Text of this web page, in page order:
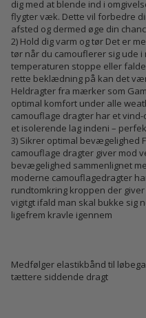
dig med at blende ind i
flygter væk. Dette vil forbedre
afsted og dermed øge din
2) Hold dig varm og tør Det er
tør når du camouflerer sig ude i
temperaturen stoppe eller
rette beklædning på kan det
Heldragter fra mærker som
optimal komfort under alle
camouflage dragter har et
et isolerende lag indeni –
3) Sikrer optimal bevægelighed
camouflage dragter giver mod
bevægelighed sammenlignet
moderne camouflagedragter
rundtomkring kroppen der
vigitgt ifald man skal bukke sig
ligefrem kravle igennem
Medfølger elastikbånd til
tættere siddende dragt